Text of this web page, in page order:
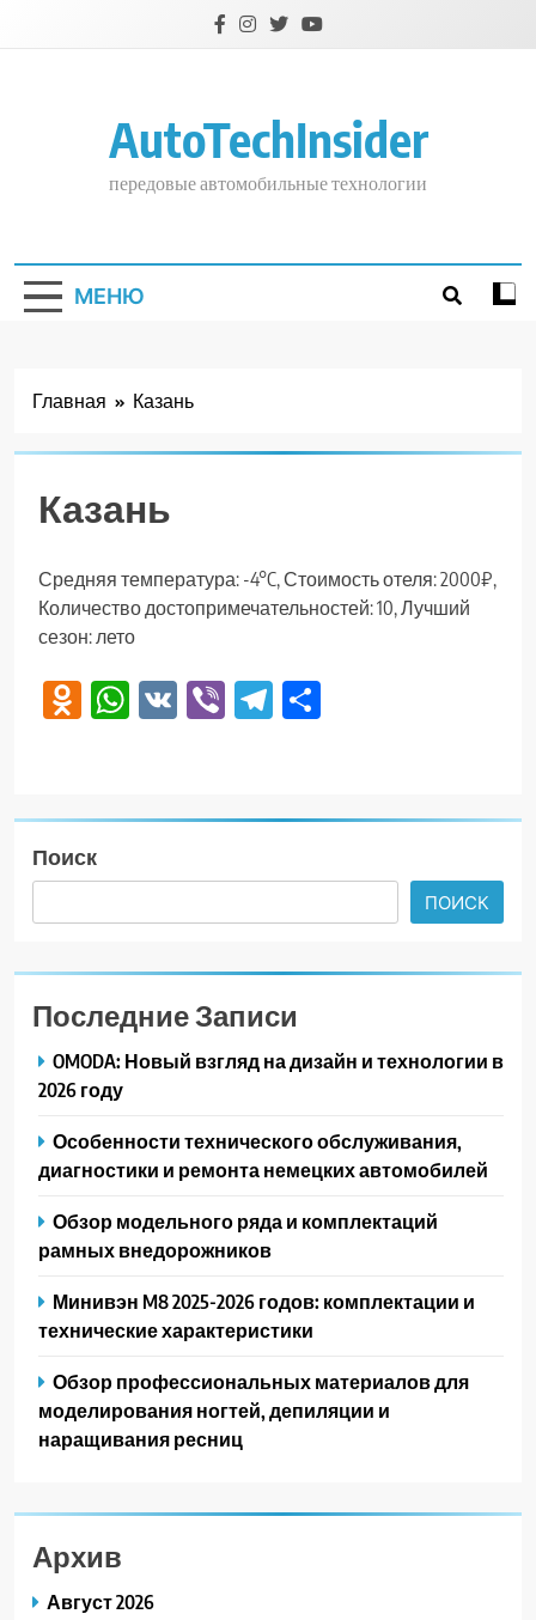
AutoTechInsider
передовые автомобильные технологии
МЕНЮ
Главная Казань
Казань
Средняя температура: -4°C, Стоимость отеля: 2000₽,
Количество достопримечательностей: 10, Лучший
сезон: лето
Odnoklassniki
WhatsApp
VK ViberTelegram
Поиск
ПОИСК
Последние Записи
OMODA: Новый взгляд на дизайн и технологии в
2026 году
Особенности технического обслуживания,
диагностики и ремонта немецких автомобилей
Обзор модельного ряда и комплектаций
рамных внедорожников
Минивэн M8 2025-2026 годов: комплектации и
технические характеристики
Обзор профессиональных материалов для
моделирования ногтей, депиляции и
наращивания ресниц
Архив
Август 2026